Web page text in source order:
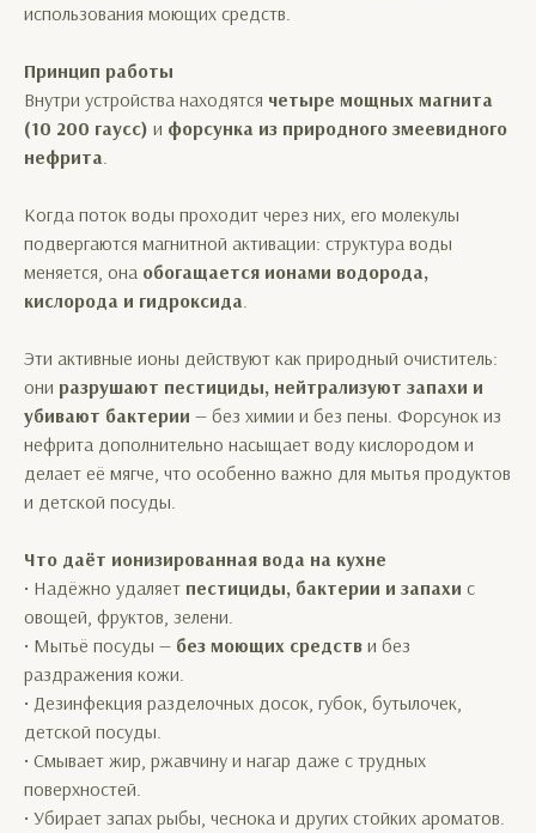
использования моющих средств.
Принцип работы
Внутри устройства находятся четыре мощных магнита
(10 200 гаусс) и форсунка из природного змеевидного
нефрита.
Когда поток воды проходит через них, его молекулы
подвергаются магнитной активации: структура воды
меняется, она обогащается ионами водорода,
кислорода и гидроксида.
Эти активные ионы действуют как природный очиститель:
они разрушают пестициды, нейтрализуют запахи и
убивают бактерии — без химии и без пены. Форсунок из
нефрита дополнительно насыщает воду кислородом и
делает её мягче, что особенно важно для мытья продуктов
и детской посуды.
Что даёт ионизированная вода на кухне
• Надёжно удаляет пестициды, бактерии и запахи с
овощей, фруктов, зелени.
• Мытьё посуды — без моющих средств и без
раздражения кожи.
• Дезинфекция разделочных досок, губок, бутылочек,
детской посуды.
• Смывает жир, ржавчину и нагар даже с трудных
поверхностей.
• Убирает запах рыбы, чеснока и других стойких ароматов.